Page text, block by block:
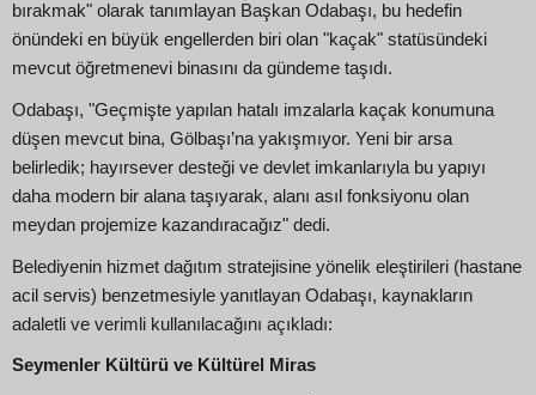
bırakmak" olarak tanımlayan Başkan Odabaşı, bu hedefin
önündeki en büyük engellerden biri olan "kaçak" statüsündeki
mevcut öğretmenevi binasını da gündeme taşıdı.
Odabaşı, "Geçmişte yapılan hatalı imzalarla kaçak konumuna
düşen mevcut bina, Gölbaşı’na yakışmıyor. Yeni bir arsa
belirledik; hayırsever desteği ve devlet imkanlarıyla bu yapıyı
daha modern bir alana taşıyarak, alanı asıl fonksiyonu olan
meydan projemize kazandıracağız" dedi.
Belediyenin hizmet dağıtım stratejisine yönelik eleştirileri (hastane
acil servis) benzetmesiyle yanıtlayan Odabaşı, kaynakların
adaletli ve verimli kullanılacağını açıkladı:
Seymenler Kültürü ve Kültürel Miras